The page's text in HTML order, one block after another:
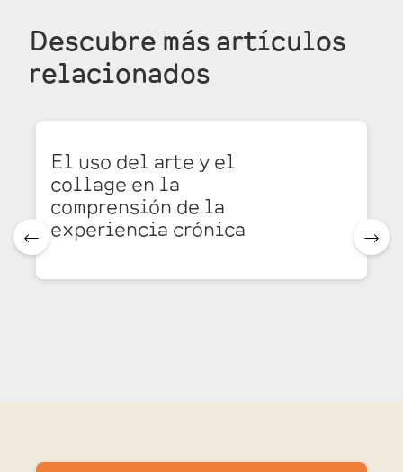
Descubre más artículos
relacionados
🠀
El uso del arte y el
collage en la
comprensión de la
experiencia crónica
🠂